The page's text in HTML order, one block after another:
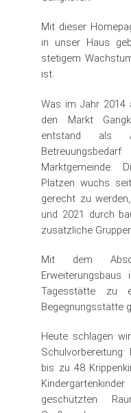
Mit dieser
in unser Haus
stetigem
ist.
Was im Jahr 2014
den Markt
entstand als
Marktgemeinde.
Plätzen wuchs
gerecht zu
und 2021 durch
zusätzliche
Mit dem
Tagesstätte zu
Begegnungsstätte
Heute schlagen
bis zu 48
geschützten